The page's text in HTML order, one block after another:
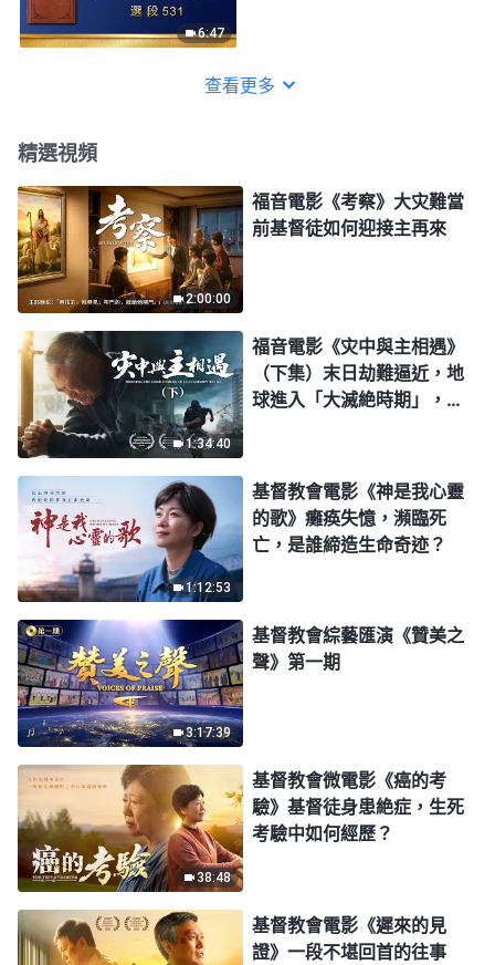
6:47
查看更多
精選視頻
2:00:00
福音電影《考察》大灾難當
前基督徒如何迎接主再來
1:34:40
福音電影《灾中與主相遇》
（下集）末日劫難逼近，地
球進入「大滅絶時期」，人
1:12:53
基督教會電影《神是我心靈
的歌》癱痪失憶，瀕臨死
亡，是誰締造生命奇迹？
3:17:39
基督教會綜藝匯演《贊美之
聲》第一期
38:48
基督教會微電影《癌的考
驗》基督徒身患絶症，生死
考驗中如何經歷？
基督教會電影《遲來的見
證》一段不堪回首的往事